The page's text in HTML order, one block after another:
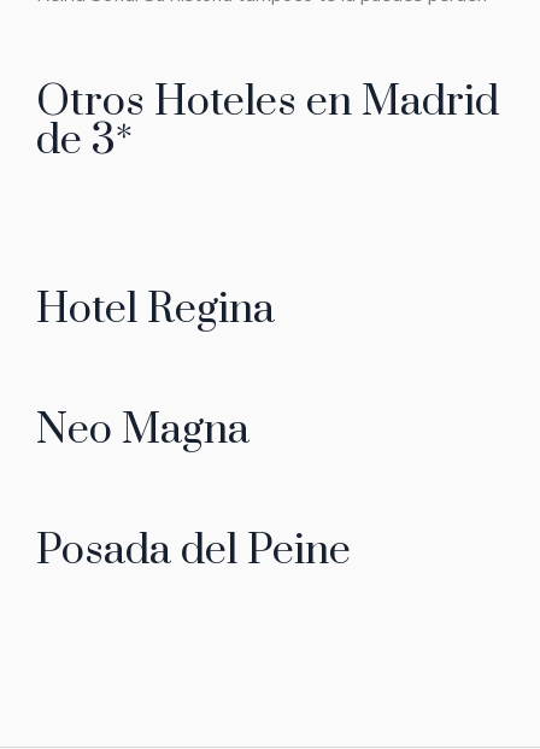
Otros Hoteles en Madrid
de 3*
Hotel Regina
Neo Magna
Posada del Peine